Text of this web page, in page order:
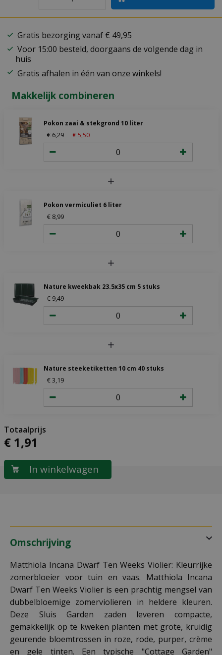
Gratis bezorging vanaf € 49,95
Voor 15:00 besteld, doorgaans de volgende dag in
huis
Gratis afhalen in één van onze winkels!
Makkelijk combineren
Pokon zaai & stekgrond 10 liter
€6,29 €5 50
Pokon vermiculiet 6 liter
€ 8 99
Nature kweekbak 23.5x35 cm 5 stuks
€ 949
Nature steeketiketten 10 cm 40 stuks
€3 19
€ 1,91
Omschrijving
Matthiola Incana Dwarf Ten Weeks Violier: Kleurrijke
zomerbloeier voor tuin en vaas. Matthiola Incana
Dwarf Ten Weeks Violier is een prachtig mengsel van
dubbelbloemige zomerviolieren in heldere kleuren.
Deze Sluis Garden zaden leveren compacte,
gemakkelijk op te kweken planten met grote, kruidig
geurende bloemtrossen in roze, rode, purper, crème
en gele tinten. Een typische "Cottage Garden"